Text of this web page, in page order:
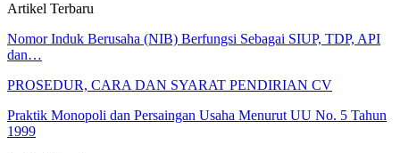
Artikel Terbaru
Nomor Induk Berusaha (NIB) Berfungsi Sebagai SIUP, TDP, API
dan…
PROSEDUR, CARA DAN SYARAT PENDIRIAN CV
Praktik Monopoli dan Persaingan Usaha Menurut UU No. 5 Tahun
1999